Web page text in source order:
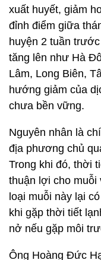
xuất huyết, giảm
đỉnh điểm giữa
huyện 2 tuần
tăng lên như Hà
Lâm, Long Biên,
hướng giảm của
chưa bền vững.
Nguyên nhân là
địa phương chủ
Trong khi đó, thời
thuận lợi cho muỗi
loại muỗi này lại
khi gặp thời tiết
nở nếu gặp môi
Ông Hoàng Đức